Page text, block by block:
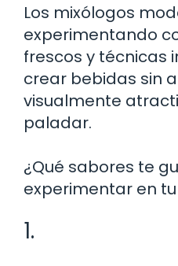
Los mixólogos
experimentando
frescos y técnicas
crear bebidas sin
visualmente
paladar.
¿Qué sabores te
experimentar en
1.